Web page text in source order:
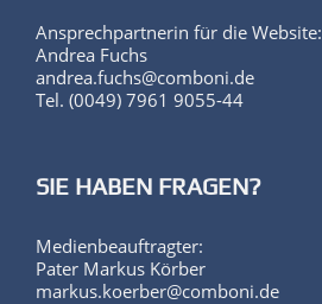
Ansprechpartnerin für die Website:
Andrea Fuchs
andrea.fuchs@comboni.de
Tel. (0049) 7961 9055-44
SIE HABEN FRAGEN?
Medienbeauftragter:
Pater Markus Körber
markus.koerber@comboni.de